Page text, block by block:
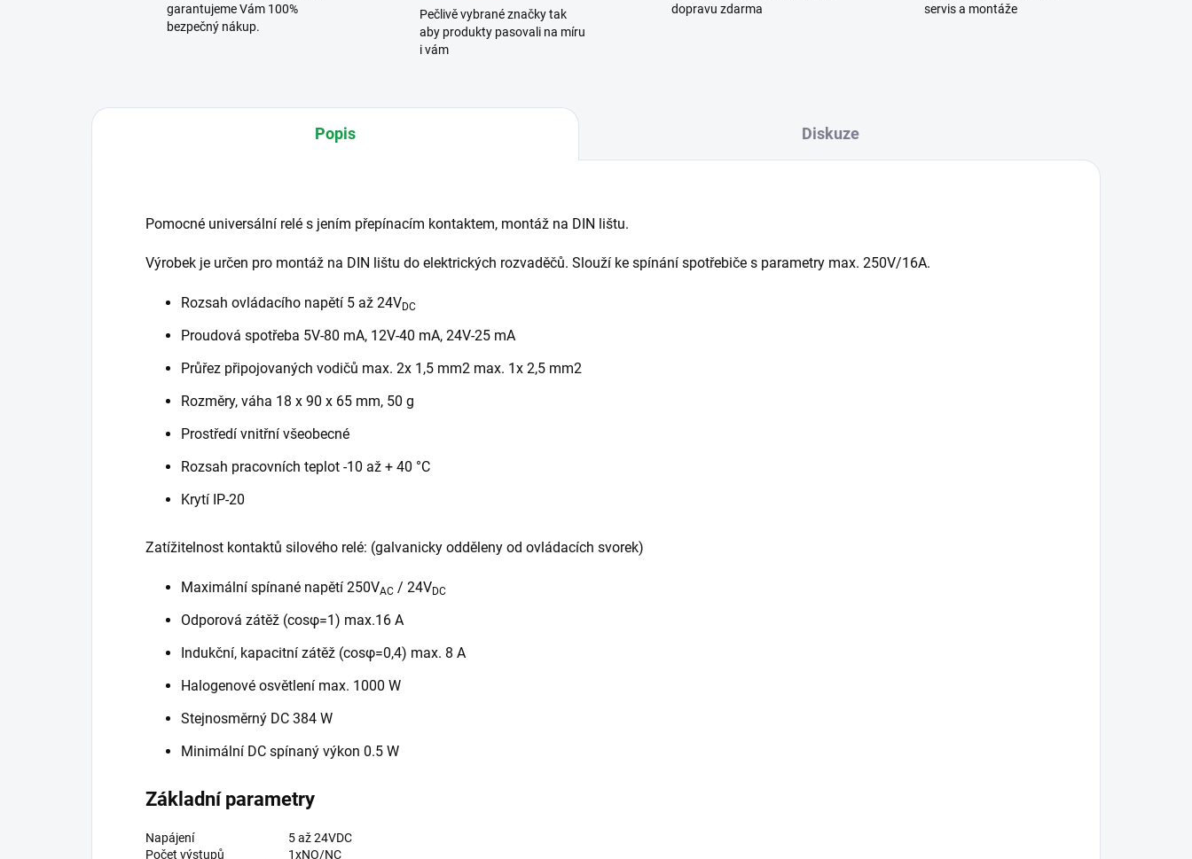
garantujeme Vám 100%
bezpečný nákup.
Pečlivě vybrané značky tak
aby produkty pasovali na míru
i vám
dopravu zdarma
servis a montáže
Popis Diskuze
Pomocné universální relé s jením přepínacím kontaktem, montáž na DIN lištu.
Výrobek je určen pro montáž na DIN lištu do elektrických rozvaděčů. Slouží ke spínání spotřebiče s parametry max. 250V/16A.
Rozsah ovládacího napětí 5 až 24VDC
Proudová spotřeba 5V-80 mA, 12V-40 mA, 24V-25 mA
Průřez připojovaných vodičů max. 2x 1,5 mm2 max. 1x 2,5 mm2
Rozměry, váha 18 x 90 x 65 mm, 50 g
Prostředí vnitřní všeobecné
Rozsah pracovních teplot -10 až + 40 °C
Krytí IP-20
Zatížitelnost kontaktů silového relé: (galvanicky odděleny od ovládacích svorek)
Maximální spínané napětí 250VAC / 24VDC
Odporová zátěž (cosφ=1) max.16 A
Indukční, kapacitní zátěž (cosφ=0,4) max. 8 A
Halogenové osvětlení max. 1000 W
Stejnosměrný DC 384 W
Minimální DC spínaný výkon 0.5 W
Základní parametry
Napájení
5 až 24VDC
Počet výstupů
1xNO/NC